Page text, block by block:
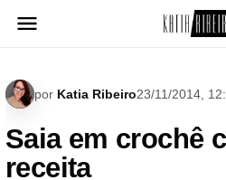
para
por Katia Ribeiro23/11/2014,
Saia em crochê
receita